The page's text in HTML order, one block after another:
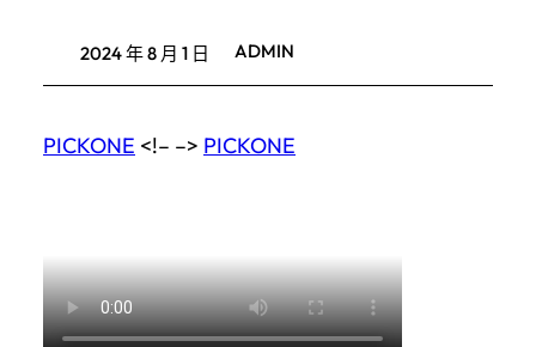
2024 年 8 月 1 日 ADMIN
PICKONE <!– –> PICKONE